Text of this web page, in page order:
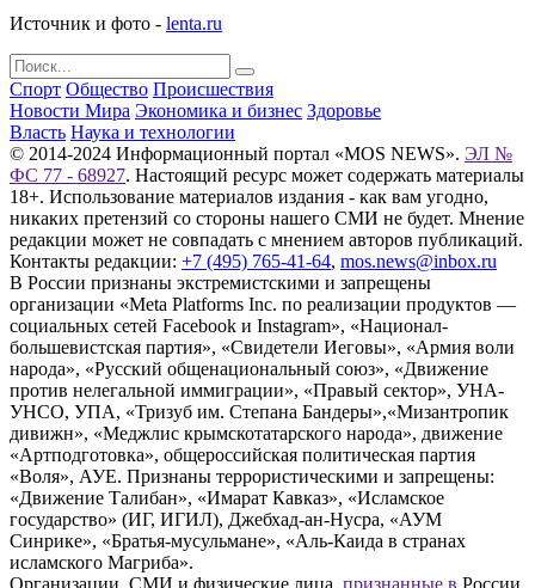
Источник и фото - lenta.ru
Спорт Общество Происшествия
Новости Мира Экономика и бизнес Здоровье
Власть Наука и технологии
© 2014-2024 Информационный портал «MOS NEWS». ЭЛ №
ФС 77 - 68927. Настоящий ресурс может содержать материалы
18+. Использование материалов издания - как вам угодно,
никаких претензий со стороны нашего СМИ не будет. Мнение
редакции может не совпадать с мнением авторов публикаций.
Контакты редакции: +7 (495) 765-41-64, mos.news@inbox.ru
В России признаны экстремистскими и запрещены
организации «Meta Platforms Inc. по реализации продуктов —
социальных сетей Facebook и Instagram», «Национал-
большевистская партия», «Свидетели Иеговы», «Армия воли
народа», «Русский общенациональный союз», «Движение
против нелегальной иммиграции», «Правый сектор», УНА-
УНСО, УПА, «Тризуб им. Степана Бандеры»,«Мизантропик
дивижн», «Меджлис крымскотатарского народа», движение
«Артподготовка», общероссийская политическая партия
«Воля», АУЕ. Признаны террористическими и запрещены:
«Движение Талибан», «Имарат Кавказ», «Исламское
государство» (ИГ, ИГИЛ), Джебхад-ан-Нусра, «АУМ
Синрике», «Братья-мусульмане», «Аль-Каида в странах
исламского Магриба».